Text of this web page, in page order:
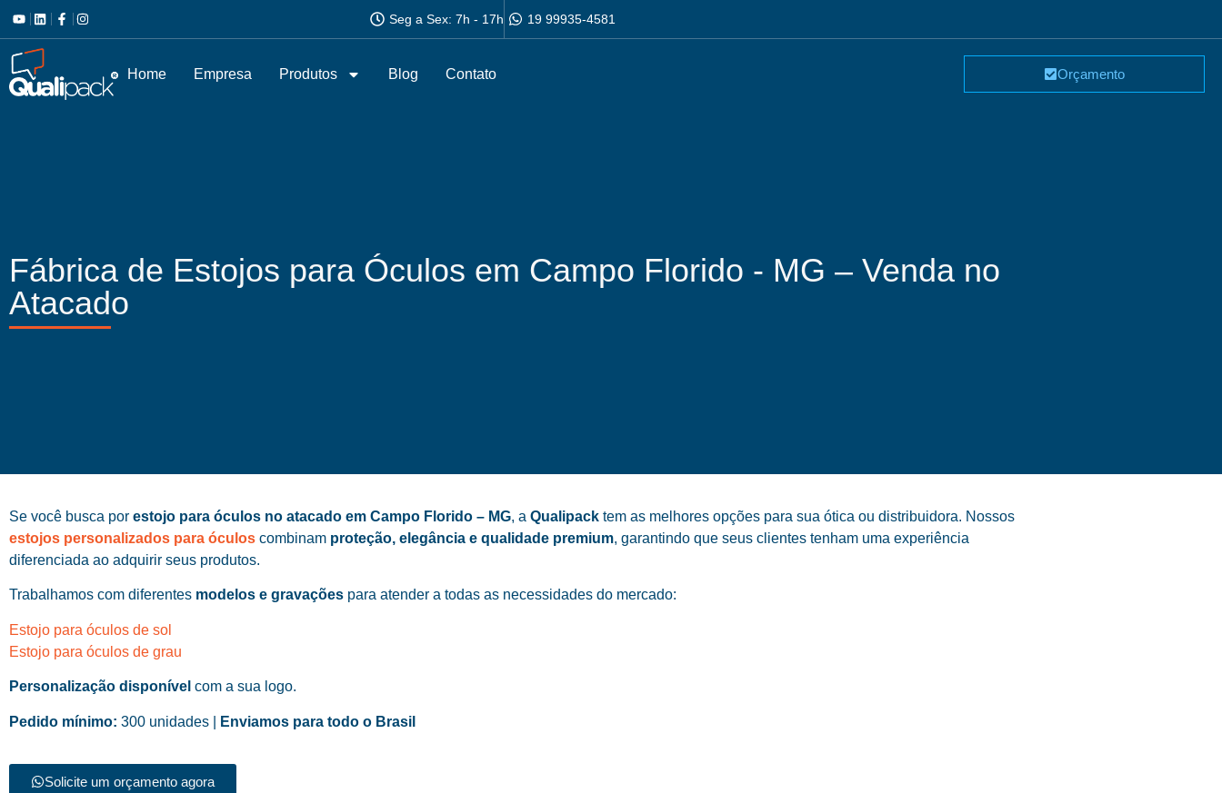
Seg a Sex: 7h - 17h 19 99935-4581
Home Empresa Produtos Blog Contato Orçamento
Fábrica de Estojos para Óculos em Campo Florido - MG – Venda no
Atacado
Se você busca por estojo para óculos no atacado em Campo Florido – MG, a Qualipack tem as melhores opções para sua ótica ou distribuidora. Nossos
estojos personalizados para óculos combinam proteção, elegância e qualidade premium, garantindo que seus clientes tenham uma experiência
diferenciada ao adquirir seus produtos.
Trabalhamos com diferentes modelos e gravações para atender a todas as necessidades do mercado:
Estojo para óculos de sol
Estojo para óculos de grau
Personalização disponível com a sua logo.
Pedido mínimo: 300 unidades | Enviamos para todo o Brasil
Solicite um orçamento agora